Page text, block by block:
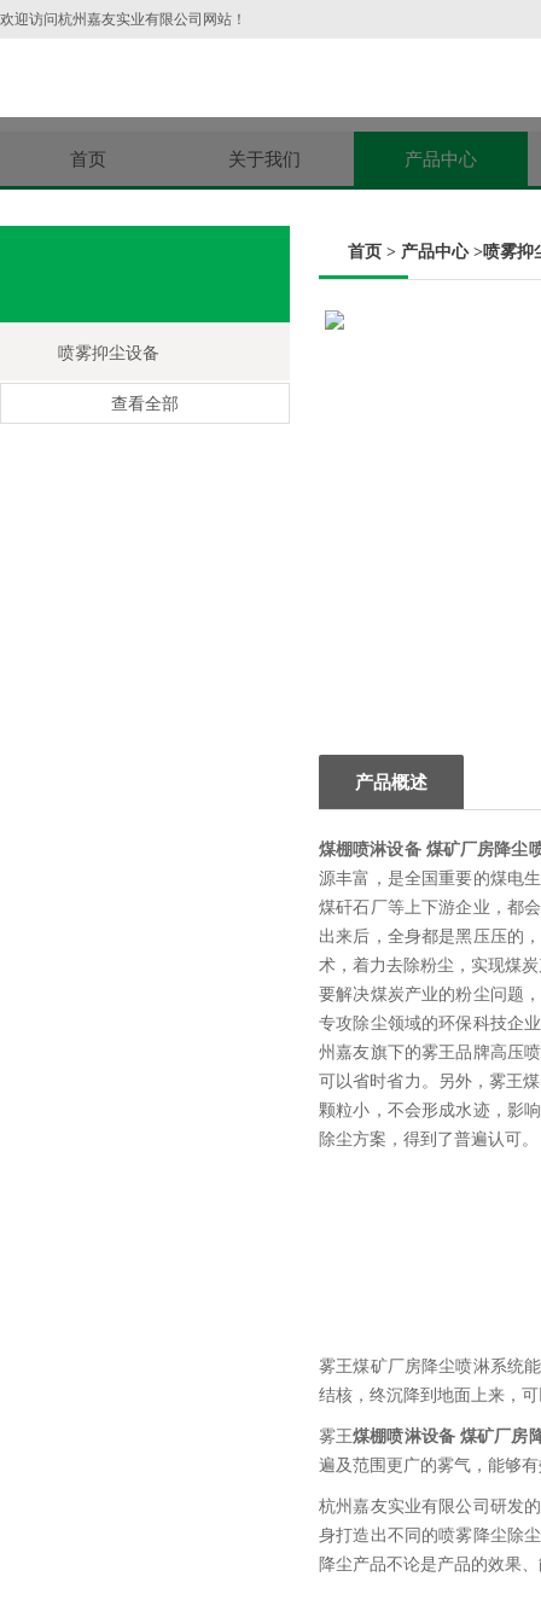
欢迎访问杭州嘉友实业有限公司网站！
首页 关于我们 产品中心
喷雾抑尘设备
查看全部
首页 > 产品中心>喷雾抑
产品概述
煤棚喷淋设备 煤矿厂房降尘
源丰富，是全国重要的煤电
煤矸石厂等上下游企业，都
出来后，全身都是黑压压的
术，着力去除粉尘，实现煤
要解决煤炭产业的粉尘问题
专攻除尘领域的环保科技企
州嘉友旗下的雾王品牌高压
可以省时省力。另外，雾王
颗粒小，不会形成水迹，影
除尘方案，得到了普遍认可。
雾王煤矿厂房降尘喷淋系统
结核，终沉降到地面上来，
雾王煤棚喷淋设备 煤矿厂房
遍及范围更广的雾气，能够
杭州嘉友实业有限公司研发
身打造出不同的喷雾降尘除
降尘产品不论是产品的效果